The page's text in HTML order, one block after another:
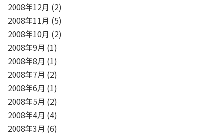
2008年12月 (2)
2008年11月 (5)
2008年10月 (2)
2008年9月 (1)
2008年8月 (1)
2008年7月 (2)
2008年6月 (1)
2008年5月 (2)
2008年4月 (4)
2008年3月 (6)